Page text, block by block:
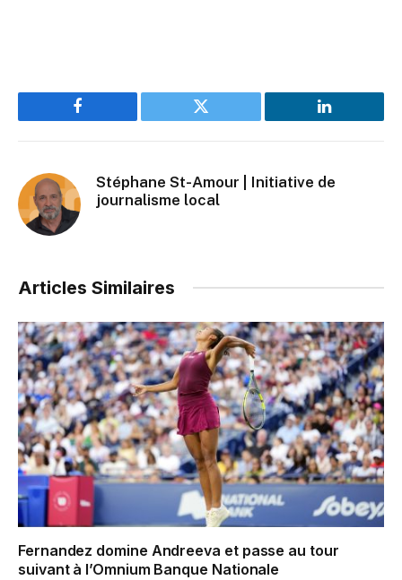
Facebook Twitter LinkedIn
Stéphane St-Amour | Initiative de
journalisme local
Articles Similaires
Fernandez domine Andreeva et passe au tour
suivant à l’Omnium Banque Nationale